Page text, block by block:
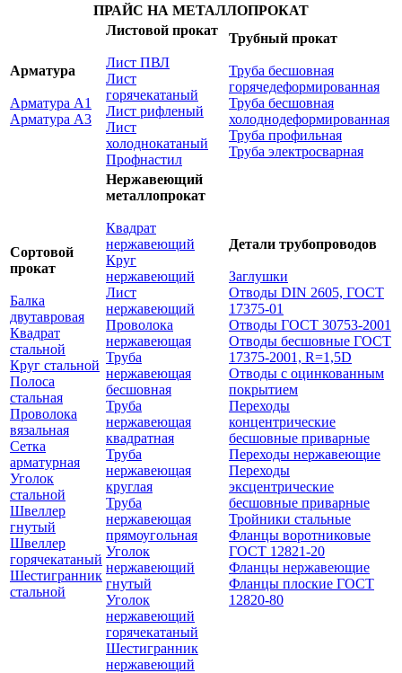
ПРАЙС НА МЕТАЛЛОПРОКАТ
Арматура
Арматура А1
Арматура А3
Листовой прокат
Лист ПВЛ
Лист
горячекатаный
Лист рифленый
Лист
холоднокатаный
Профнастил
Трубный прокат
Труба бесшовная
горячедеформированная
Труба бесшовная
холоднодеформированная
Труба профильная
Труба электросварная
Сортовой
прокат
Балка
двутавровая
Квадрат
стальной
Круг стальной
Полоса
стальная
Проволока
вязальная
Сетка
арматурная
Уголок
стальной
Швеллер
гнутый
Швеллер
горячекатаный
Шестигранник
стальной
Нержавеющий
металлопрокат
Квадрат
нержавеющий
Круг
нержавеющий
Лист
нержавеющий
Проволока
нержавеющая
Труба
нержавеющая
бесшовная
Труба
нержавеющая
квадратная
Труба
нержавеющая
круглая
Труба
нержавеющая
прямоугольная
Уголок
нержавеющий
гнутый
Уголок
нержавеющий
горячекатаный
Шестигранник
нержавеющий
Детали трубопроводов
Заглушки
Отводы DIN 2605, ГОСТ
17375-01
Отводы ГОСТ 30753-2001
Отводы бесшовные ГОСТ
17375-2001, R=1,5D
Отводы с оцинкованным
покрытием
Переходы
концентрические
бесшовные приварные
Переходы нержавеющие
Переходы
эксцентрические
бесшовные приварные
Тройники стальные
Фланцы воротниковые
ГОСТ 12821-20
Фланцы нержавеющие
Фланцы плоские ГОСТ
12820-80